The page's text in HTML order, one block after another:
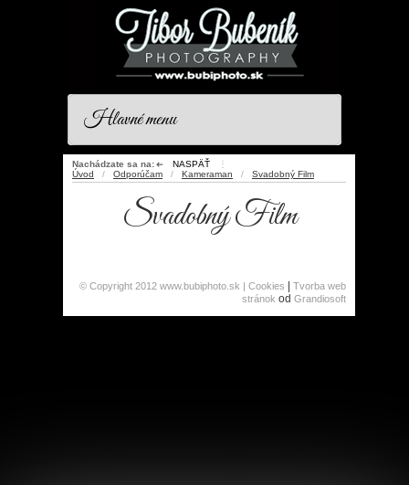
Hlavné menu
Nachádzate sa na:➜ NASPÄŤ
⋮
Úvod
/ Odporúčam / Kameraman / Svadobný Film
Svadobný Film
© Copyright 2012 www.bubiphoto.sk | Cookies
Tvorba web
stránok od Grandiosoft